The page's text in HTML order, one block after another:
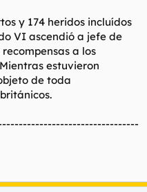
y 174 heridos incluídos
VI ascendió a jefe de
a los
estuvieron
de toda